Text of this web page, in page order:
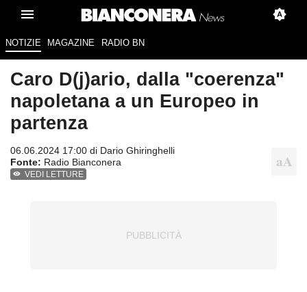
NOTIZIE MAGAZINE RADIO BN
Caro D(j)ario, dalla "coerenza"
napoletana a un Europeo in
partenza
06.06.2024 17:00 di Dario Ghiringhelli
Fonte: Radio Bianconera
VEDI LETTURE